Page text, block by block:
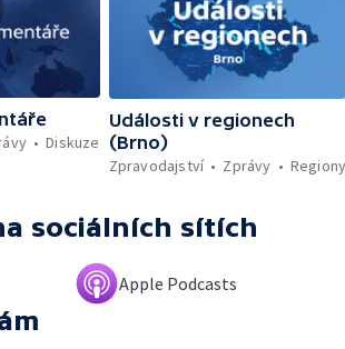
do energetické sítě — Hromadný pohřeb v
Gaze — Drahý život v Jižní Koreji — Potopení
indické lodi v Rudém moři — Nedostatek
vody ovlivňuje zdraví ptáků — Natáčení
vánoční pohádky pro neslyšící
Diskuze
Události v regionech
(Brno)
Zpravodajství
Zprávy
sociálních sítích
Apple Podcasts